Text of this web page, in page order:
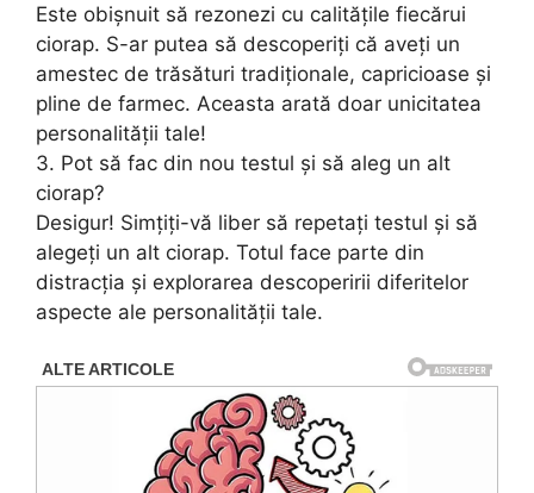
Este obișnuit să rezonezi cu calitățile fiecărui
ciorap. S-ar putea să descoperiți că aveți un
amestec de trăsături tradiționale, capricioase și
pline de farmec. Aceasta arată doar unicitatea
personalității tale!
3. Pot să fac din nou testul și să aleg un alt
ciorap?
Desigur! Simțiți-vă liber să repetați testul și să
alegeți un alt ciorap. Totul face parte din
distracția și explorarea descoperirii diferitelor
aspecte ale personalității tale.